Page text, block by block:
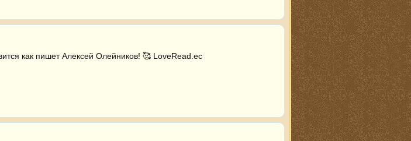
как пишет Алексей Олейников! 🥰 LoveRead.ec